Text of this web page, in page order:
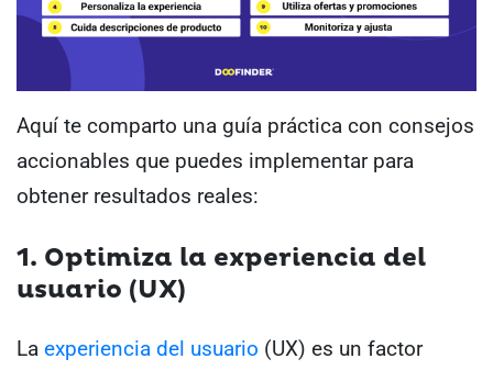
Aquí te comparto una guía práctica con consejos
accionables que puedes implementar para
obtener resultados reales:
1. Optimiza la experiencia del
usuario (UX)
La experiencia del usuario (UX) es un factor